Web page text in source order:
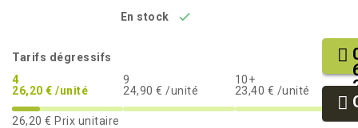
En stock 
Tarifs dégressifs
4
26,20 € /unité
9
24,90 € /unité
10+
23,40 € /unité
26,20 € Prix unitaire